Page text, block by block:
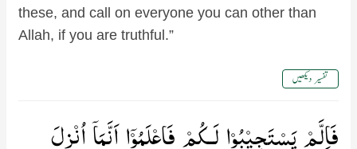
these, and call on everyone you can other than
Allah, if you are truthful.”
تفسیر دیکھیں
فَاِلَّمۡ يَسۡتَجِيۡبُوۡا لَـكُمۡ فَاعۡلَمُوۡۤا اَنَّمَاۤ اُنۡزِلَ